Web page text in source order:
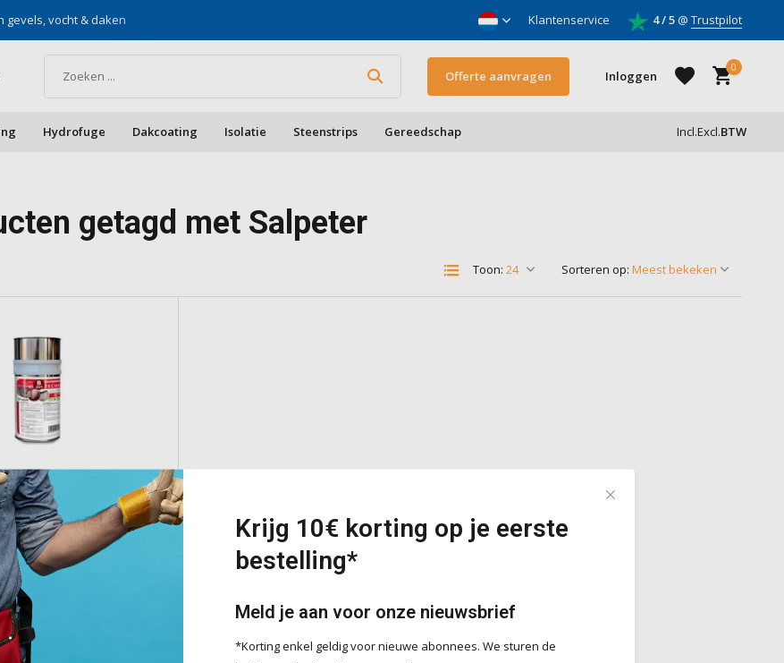
gevels, vocht & daken Klantenservice 4 / 5@ Trustpilot
Offerte aanvragen Inloggen
0
Hydrofuge Dakcoating Isolatie Steenstrips Gereedschap Incl.Excl.BTW
getagd met Salpeter
Toon: Sorteren op:
AS
tegen zouten, 2
Krijg 10€ korting op je eerste
bestelling*
Meld je aan voor onze nieuwsbrief
*Korting enkel geldig voor nieuwe abonnees. We sturen de